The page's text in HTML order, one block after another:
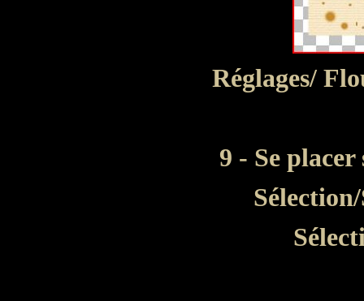
Réglages/
9 - Se